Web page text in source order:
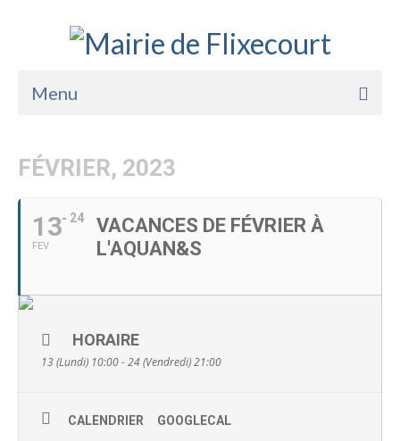
Menu
La Mairie
Vie Pratique
Services
FÉVRIER, 2023
13
FEV
24
VACANCES DE FÉVRIER À
L'AQUAN&S
HORAIRE
13 (Lundi) 10:00 - 24 (Vendredi) 21:00
CALENDRIER GOOGLECAL